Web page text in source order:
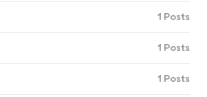
1 Posts
1 Posts
1 Posts